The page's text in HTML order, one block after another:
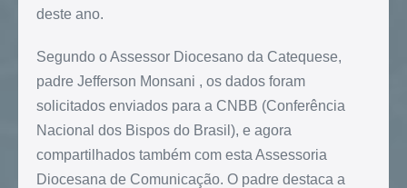
deste ano.
Segundo o Assessor Diocesano da Catequese,
padre Jefferson Monsani , os dados foram
solicitados enviados para a CNBB (Conferência
Nacional dos Bispos do Brasil), e agora
compartilhados também com esta Assessoria
Diocesana de Comunicação. O padre destaca a